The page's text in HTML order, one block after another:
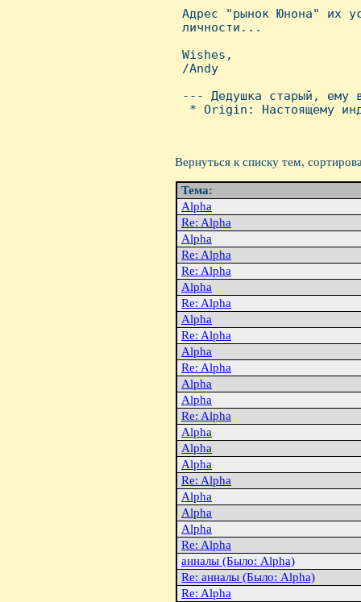
Адpес "pынок Юнона" их
личности...
Wishes,
/Andy
--- Дедушка стаpый, ему
* Origin: Hастоящему
Вернуться к списку тем,
Тема:
Alpha
Re: Alpha
Alpha
Re: Alpha
Re: Alpha
Alpha
Re: Alpha
Alpha
Re: Alpha
Alpha
Re: Alpha
Alpha
Alpha
Re: Alpha
Alpha
Alpha
Alpha
Re: Alpha
Alpha
Alpha
Alpha
Re: Alpha
анналы (Было: Alpha)
Re: анналы (Было: Alpha)
Re: Alpha